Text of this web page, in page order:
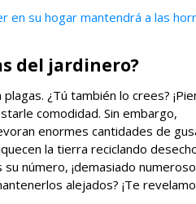
en su hogar mantendrá a las
del jardinero?
¿Tú también lo crees?
comodidad. Sin embargo,
enormes cantidades de
la tierra reciclando
número, ¡demasiado
alejados? ¡Te